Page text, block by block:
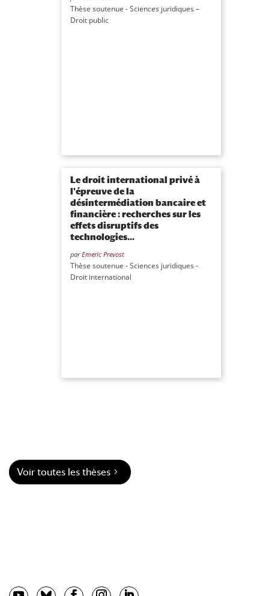
Thèse soutenue - Sciences juridiques –
Droit public
Le droit international privé à
l'épreuve de la
désintermédiation bancaire et
financière : recherches sur les
effets disruptifs des
technologies...
parEmeric Prevost
Thèse soutenue - Sciences juridiques -
Droit international
Voir toutes les thèses